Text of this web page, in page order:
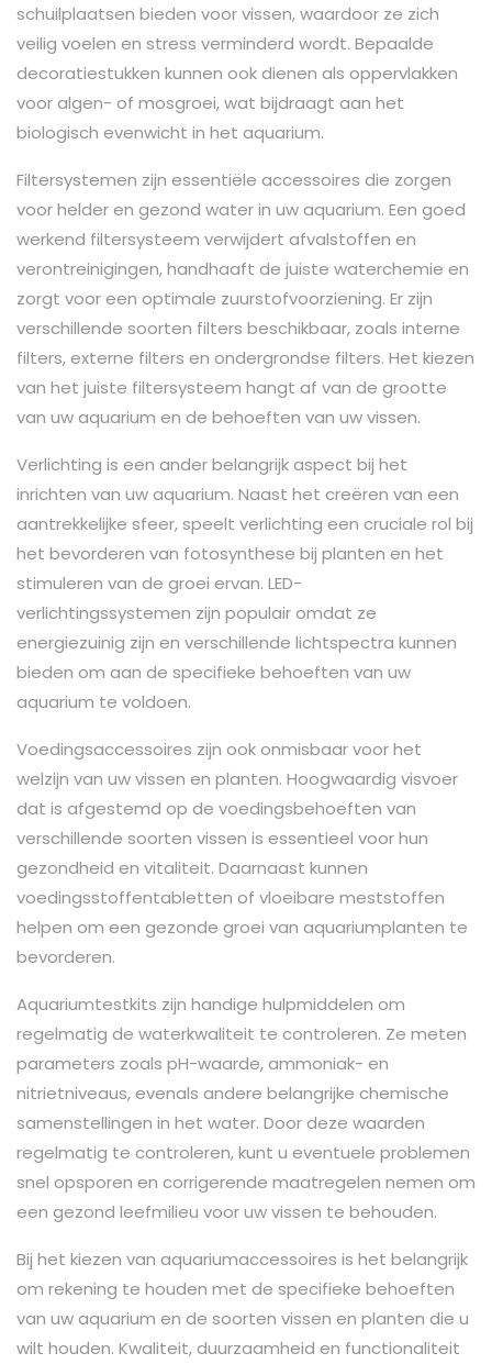
schuilplaatsen bieden voor vissen, waardoor ze zich
veilig voelen en stress verminderd wordt. Bepaalde
decoratiestukken kunnen ook dienen als oppervlakken
voor algen- of mosgroei, wat bijdraagt ​​aan het
biologisch evenwicht in het aquarium.
Filtersystemen zijn essentiële accessoires die zorgen
voor helder en gezond water in uw aquarium. Een goed
werkend filtersysteem verwijdert afvalstoffen en
verontreinigingen, handhaaft de juiste waterchemie en
zorgt voor een optimale zuurstofvoorziening. Er zijn
verschillende soorten filters beschikbaar, zoals interne
filters, externe filters en ondergrondse filters. Het kiezen
van het juiste filtersysteem hangt af van de grootte
van uw aquarium en de behoeften van uw vissen.
Verlichting is een ander belangrijk aspect bij het
inrichten van uw aquarium. Naast het creëren van een
aantrekkelijke sfeer, speelt verlichting een cruciale rol bij
het bevorderen van fotosynthese bij planten en het
stimuleren van de groei ervan. LED-
verlichtingssystemen zijn populair omdat ze
energiezuinig zijn en verschillende lichtspectra kunnen
bieden om aan de specifieke behoeften van uw
aquarium te voldoen.
Voedingsaccessoires zijn ook onmisbaar voor het
welzijn van uw vissen en planten. Hoogwaardig visvoer
dat is afgestemd op de voedingsbehoeften van
verschillende soorten vissen is essentieel voor hun
gezondheid en vitaliteit. Daarnaast kunnen
voedingsstoffentabletten of vloeibare meststoffen
helpen om een ​​gezonde groei van aquariumplanten te
bevorderen.
Aquariumtestkits zijn handige hulpmiddelen om
regelmatig de waterkwaliteit te controleren. Ze meten
parameters zoals pH-waarde, ammoniak- en
nitrietniveaus, evenals andere belangrijke chemische
samenstellingen in het water. Door deze waarden
regelmatig te controleren, kunt u eventuele problemen
snel opsporen en corrigerende maatregelen nemen om
een ​​gezond leefmilieu voor uw vissen te behouden.
Bij het kiezen van aquariumaccessoires is het belangrijk
om rekening te houden met de specifieke behoeften
van uw aquarium en de soorten vissen en planten die u
wilt houden. Kwaliteit, duurzaamheid en functionaliteit